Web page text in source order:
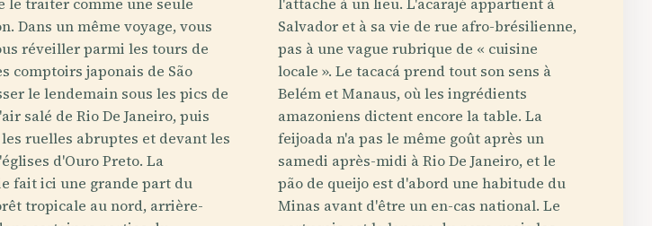
Dans un même voyage, vous
réveiller parmi les tours de
comptoirs japonais de São
le lendemain sous les pics de
salé de Rio De Janeiro, puis
ruelles abruptes et devant les
d'Ouro Preto. La
fait ici une grande part du
tropicale au nord, arrière-
Salvador et à sa vie de rue afro-brésilienne,
pas à une vague rubrique de « cuisine
locale ». Le tacacá prend tout son sens à
Belém et Manaus, où les ingrédients
amazoniens dictent encore la table. La
feijoada n'a pas le même goût après un
samedi après-midi à Rio De Janeiro, et le
pão de queijo est d'abord une habitude du
Minas avant d'être un en-cas national. Le